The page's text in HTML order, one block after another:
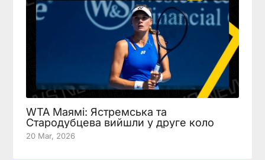
WTA Маямі: Ястремська та
Стародубцева вийшли у друге коло
20 Mar, 2026